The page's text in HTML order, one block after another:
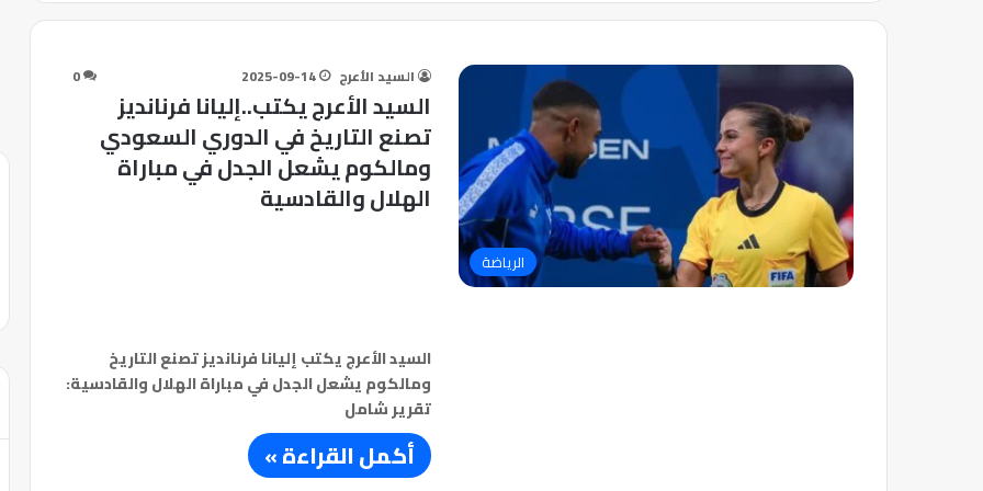
الرياضة
السيد الأعرج 2025-09-14
0
السيد الأعرج يكتب..إليانا فرنانديز
تصنع التاريخ في الدوري السعودي
ومالكوم يشعل الجدل في مباراة
الهلال والقادسية
السيد الأعرج يكتب إليانا فرنانديز تصنع التاريخ
ومالكوم يشعل الجدل في مباراة الهلال والقادسية:
تقرير شامل
أكمل القراءة »